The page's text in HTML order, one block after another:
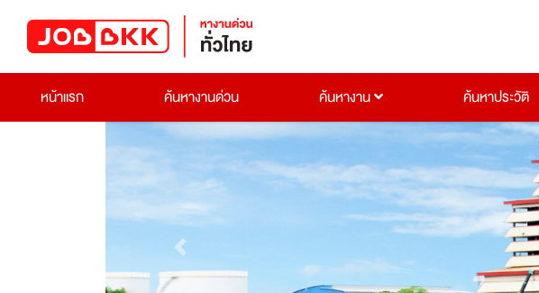
หน้าแรก
ค้นหางานด่วน ค้นหางาน ค้นหาประวัติ
Previous